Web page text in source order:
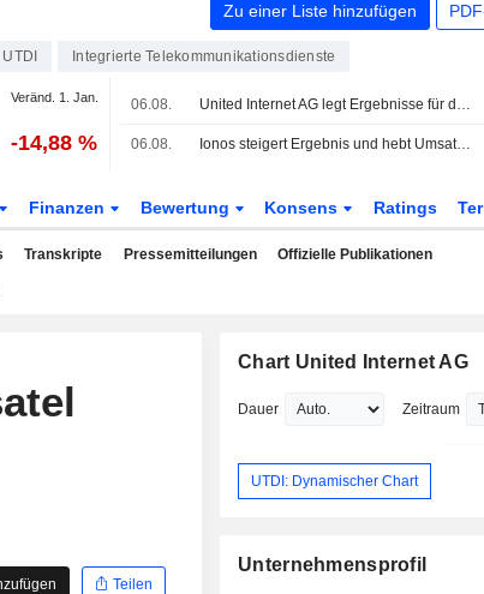
Zu einer Liste hinzufügen
UTDI Integrierte Telekommunikationsdienste
Veränd. 1. Jan.
-14,88 %
06.08. United Internet AG legt Ergebnisse für das zweite Quartal und das erste Halbjahr zum 30. Juni 2026 vor
06.08. Ionos steigert Ergebnis und hebt Umsatz-Prognose an - Aktie gibt nach
Finanzen Bewertung Konsens Ratings
Transkripte Pressemitteilungen Offizielle Publikationen
Teilen
Chart United Internet AG
Dauer Zeitraum
UTDI: Dynamischer Chart
Unternehmensprofil